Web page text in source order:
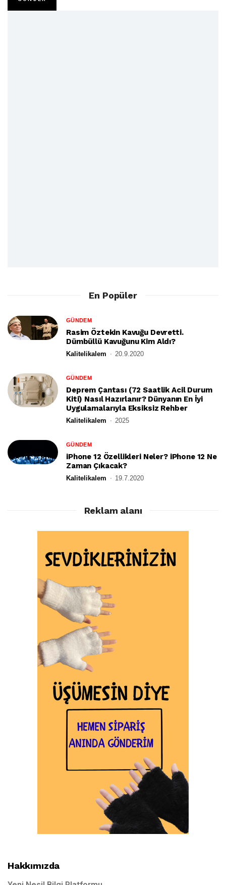
En Popüler
GÜNDEM
Rasim Öztekin Kavuğu Devretti.
Dümbüllü Kavuğunu Kim Aldı?
Kalitelikalem 20.9.2020
GÜNDEM
Deprem Çantası (72 Saatlik Acil Durum
Kiti) Nasıl Hazırlanır? Dünyanın En İyi
Uygulamalarıyla Eksiksiz Rehber
Kalitelikalem 2025
GÜNDEM
iPhone 12 Özellikleri Neler? iPhone 12 Ne
Zaman Çıkacak?
Kalitelikalem 19.7.2020
Reklam alanı
Hakkımızda